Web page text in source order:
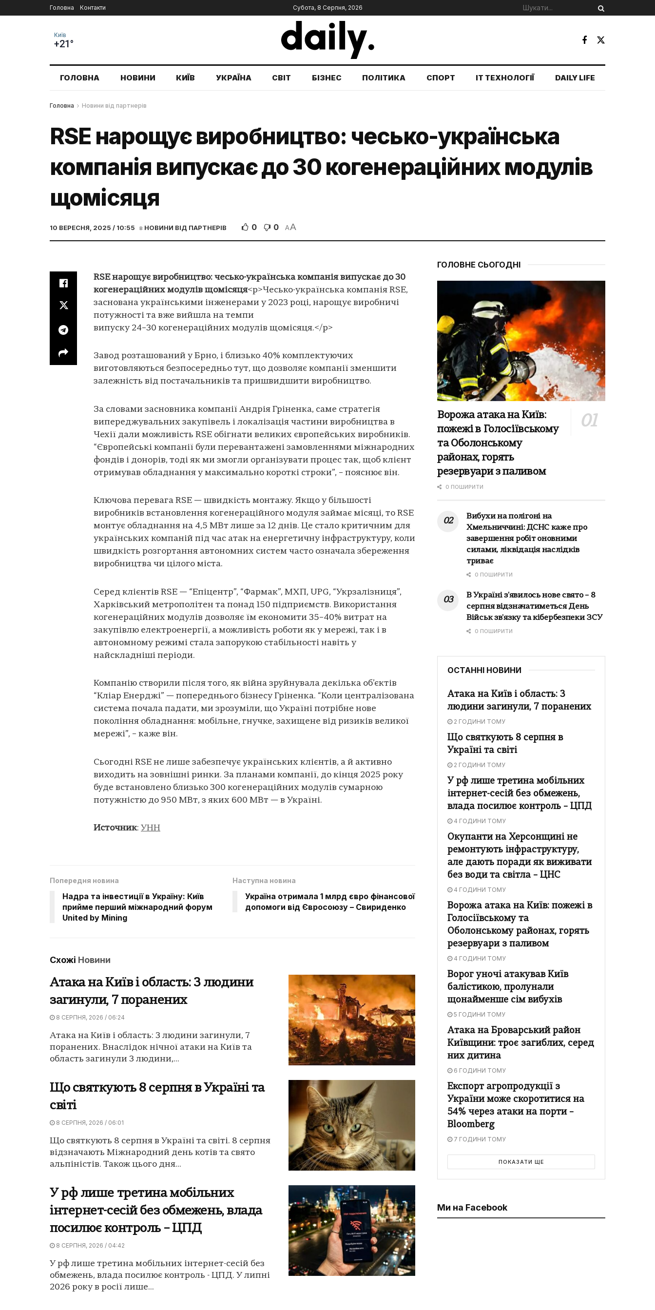
Головна Контакти Субота, 8 Серпня, 2026
Київ
+21°
ГОЛОВНА НОВИНИ КИЇВ УКРАЇНА СВІТ БІЗНЕС ПОЛІТИКА СПОРТ IT ТЕХНОЛОГІЇ DAILY LIFE
Головна Новини від партнерів
RSE нарощує виробництво: чесько-українська
компанія випускає до 30 когенераційних модулів
щомісяця
10 ВЕРЕСНЯ, 2025 / 10:55 в НОВИНИ ВІД ПАРТНЕРІВ 0 0 AA
RSE нарощує виробництво: чесько-українська компанія випускає до 30
когенераційних модулів щомісяця<p>Чесько-українська компанія RSE,
заснована українськими інженерами у 2023 році, нарощує виробничі
потужності та вже вийшла на темпи
випуску 24–30 когенераційних модулів щомісяця.</p>
Завод розташований у Брно, і близько 40% комплектуючих
виготовляються безпосередньо тут, що дозволяє компанії зменшити
залежність від постачальників та пришвидшити виробництво.
За словами засновника компанії Андрія Гріненка, саме стратегія
випереджувальних закупівель і локалізація частини виробництва в
Чехії дали можливість RSE обігнати великих європейських виробників.
“Європейські компанії були перевантажені замовленнями міжнародних
фондів і донорів, тоді як ми змогли організувати процес так, щоб клієнт
отримував обладнання у максимально короткі строки”, – пояснює він.
Ключова перевага RSE — швидкість монтажу. Якщо у більшості
виробників встановлення когенераційного модуля займає місяці, то RSE
монтує обладнання на 4,5 МВт лише за 12 днів. Це стало критичним для
українських компаній під час атак на енергетичну інфраструктуру, коли
швидкість розгортання автономних систем часто означала збереження
виробництва чи цілого міста.
Серед клієнтів RSE — “Епіцентр”, “Фармак”, МХП, UPG, “Укрзалізниця”,
Харківський метрополітен та понад 150 підприємств. Використання
когенераційних модулів дозволяє їм економити 35–40% витрат на
закупівлю електроенергії, а можливість роботи як у мережі, так і в
автономному режимі стала запорукою стабільності навіть у
найскладніші періоди.
Компанію створили після того, як війна зруйнувала декілька об’єктів
“Кліар Енерджі” — попереднього бізнесу Гріненка. “Коли централізована
система почала падати, ми зрозуміли, що Україні потрібне нове
покоління обладнання: мобільне, гнучке, захищене від ризиків великої
мережі”, – каже він.
Сьогодні RSE не лише забезпечує українських клієнтів, а й активно
виходить на зовнішні ринки. За планами компанії, до кінця 2025 року
буде встановлено близько 300 когенераційних модулів сумарною
потужністю до 950 МВт, з яких 600 МВт — в Україні.
Источник: УНН
Попередня новина
Надра та інвестиції в Україну: Київ
прийме перший міжнародний форум
United by Mining
Наступна новина
Україна отримала 1 млрд євро фінансової
допомоги від Євросоюзу – Свириденко
Схожі Новини
Атака на Київ і область: 3 людини
загинули, 7 поранених
8 СЕРПНЯ, 2026 / 06:24
Атака на Київ і область: 3 людини загинули, 7
поранених. Внаслідок нічної атаки на Київ та
область загинули 3 людини,...
Що святкують 8 серпня в Україні та
світі
8 СЕРПНЯ, 2026 / 06:01
Що святкують 8 серпня в Україні та світі. 8 серпня
відзначають Міжнародний день котів та свято
альпіністів. Також цього дня...
У рф лише третина мобільних
інтернет-сесій без обмежень, влада
посилює контроль – ЦПД
8 СЕРПНЯ, 2026 / 04:42
У рф лише третина мобільних інтернет-сесій без
обмежень, влада посилює контроль - ЦПД. У липні
2026 року в росії лише...
ГОЛОВНЕ СЬОГОДНІ
Ворожа атака на Київ:
пожежі в Голосіївському
та Оболонському
районах, горять
резервуари з паливом
0 ПОШИРИТИ
Вибухи на полігоні на
Хмельниччині: ДСНС каже про
завершення робіт оновними
силами, ліквідація наслідків
триває
0 ПОШИРИТИ
В Україні з'явилось нове свято – 8
серпня відзначатиметься День
Військ зв'язку та кібербезпеки ЗСУ
0 ПОШИРИТИ
ОСТАННІ НОВИНИ
Атака на Київ і область: 3
людини загинули, 7 поранених
2 ГОДИНИ ТОМУ
Що святкують 8 серпня в
Україні та світі
2 ГОДИНИ ТОМУ
У рф лише третина мобільних
інтернет-сесій без обмежень,
влада посилює контроль – ЦПД
4 ГОДИНИ ТОМУ
Окупанти на Херсонщині не
ремонтують інфраструктуру,
але дають поради як виживати
без води та світла – ЦНС
4 ГОДИНИ ТОМУ
Ворожа атака на Київ: пожежі в
Голосіївському та
Оболонському районах, горять
резервуари з паливом
4 ГОДИНИ ТОМУ
Ворог уночі атакував Київ
балістикою, пролунали
щонайменше сім вибухів
5 ГОДИНИ ТОМУ
Атака на Броварський район
Київщини: троє загиблих, серед
них дитина
6 ГОДИНИ ТОМУ
Експорт агропродукції з
України може скоротитися на
54% через атаки на порти –
Bloomberg
7 ГОДИНИ ТОМУ
ПОКАЗАТИ ЩЕ
Ми на Facebook